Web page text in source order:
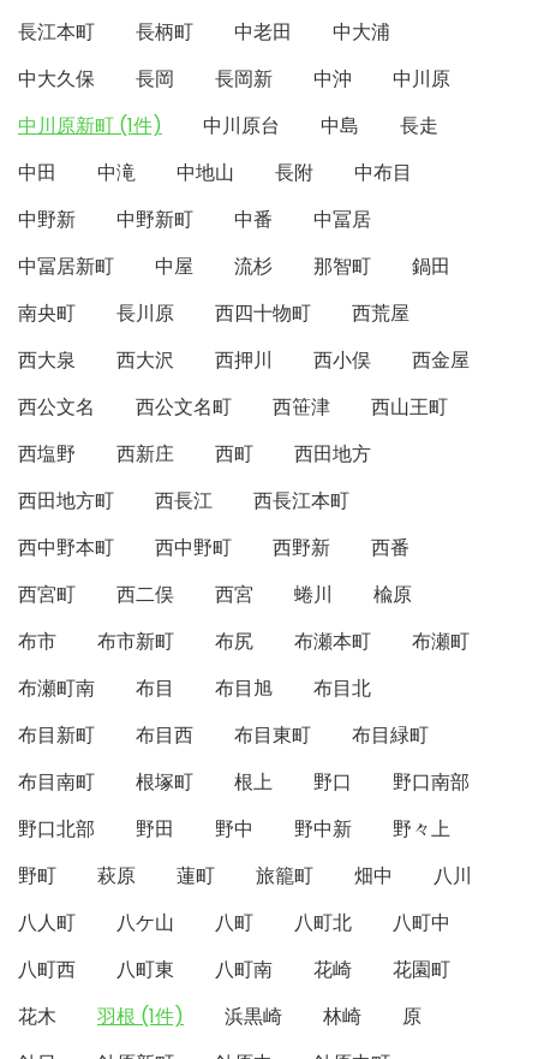
長江本町
長柄町 中老田
中大浦
中大久保
長岡 長岡新 中沖
中川原
中川原新町 (1件)
中川原台 中島
長走
中田
中滝 中地山 長附
中布目
中野新
中野新町 中番
中冨居
中冨居新町
中屋 流杉 那智町
鍋田
南央町
長川原 西四十物町
西荒屋
西大泉
西大沢 西押川 西小俣
西金屋
西公文名
西公文名町 西笹津
西山王町
西塩野
西新庄 西町
西田地方
西田地方町
西長江
西長江本町
西中野本町
西中野町 西野新
西番
西宮町
西二俣 西宮 蜷川
楡原
布市
布市新町 布尻 布瀬本町
布瀬町
布瀬町南
布目 布目旭
布目北
布目新町
布目西 布目東町
布目緑町
布目南町
根塚町 根上 野口
野口南部
野口北部
野田 野中 野中新
野々上
野町
萩原 蓮町 旅籠町 畑中
八川
八人町
八ケ山 八町 八町北
八町中
八町西
八町東 八町南 花崎
花園町
花木
羽根 (1件) 浜黒崎 林崎
原